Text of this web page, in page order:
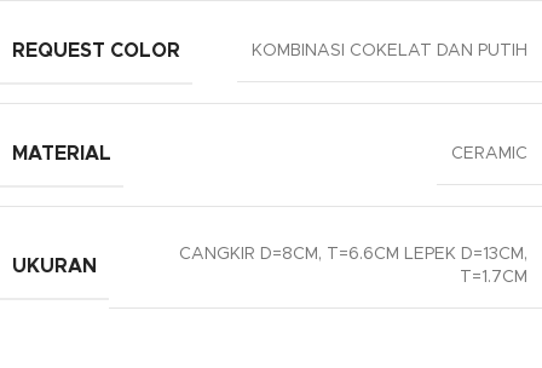
REQUEST COLOR KOMBINASI COKELAT DAN PUTIH
MATERIAL CERAMIC
UKURAN
CANGKIR D=8CM, T=6.6CM LEPEK D=13CM,
T=1.7CM